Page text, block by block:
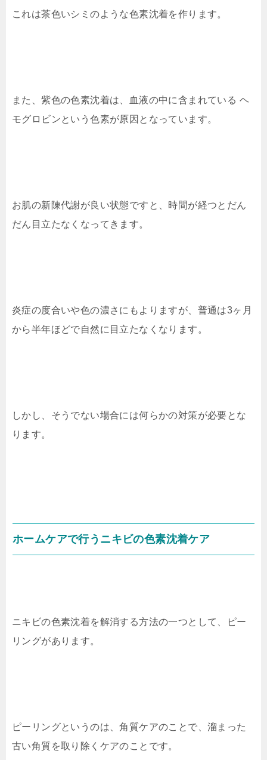
これは茶色いシミのような色素沈着を作ります。
また、紫色の色素沈着は、血液の中に含まれている ヘ
モグロビンという色素が原因となっています。
お肌の新陳代謝が良い状態ですと、時間が経つとだん
だん目立たなくなってきます。
炎症の度合いや色の濃さにもよりますが、普通は3ヶ月
から半年ほどで自然に目立たなくなります。
しかし、そうでない場合には何らかの対策が必要とな
ります。
ホームケアで行うニキビの色素沈着ケア
ニキビの色素沈着を解消する方法の一つとして、ピー
リングがあります。
ピーリングというのは、角質ケアのことで、溜まった
古い角質を取り除くケアのことです。